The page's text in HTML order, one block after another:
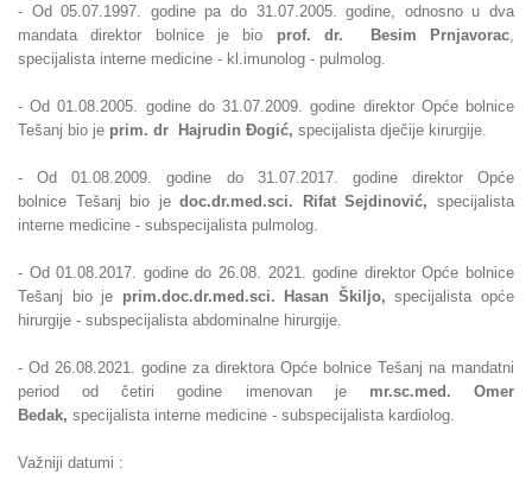
- Od 05.07.1997. godine pa do 31.07.2005. godine, odnosno u dva
mandatadirektor bolnice je bio prof. dr. Besim Prnjavorac,
specijalista interne medicine - kl.imunolog - pulmolog.
- Od 01.08.2005. godine do 31.07.2009. godine direktor Opće bolnice
Tešanj bio je prim. dr Hajrudin Ðogić, specijalista dječije kirurgije.
- Od01.08.2009. godine do 31.07.2017. godine direktor Opće
bolnice Tešanj bio jedoc.dr.med.sci. Rifat Sejdinović,specijalista
interne medicine - subspecijalista pulmolog.
- Od 01.08.2017. godine do 26.08. 2021. godine direktor Opće bolnice
Tešanj bioje prim.doc.dr.med.sci. Hasan Škiljo,specijalista opće
hirurgije - subspecijalista abdominalne hirurgije.
- Od 26.08.2021. godine za direktora Opće bolnice Tešanj na mandatni
period od četiri godine imenovan je mr.sc.med. Omer
Bedak, specijalista interne medicine - subspecijalista kardiolog.
Važniji datumi :